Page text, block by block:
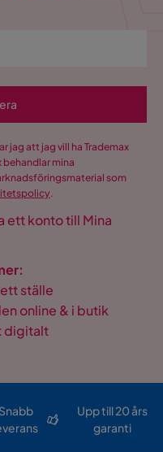
jag att jag vill ha Trademax
mina
som
.
ett konto till Mina
ställe
online & i butik
digitalt
Snabb
Upp till 20 års
garanti